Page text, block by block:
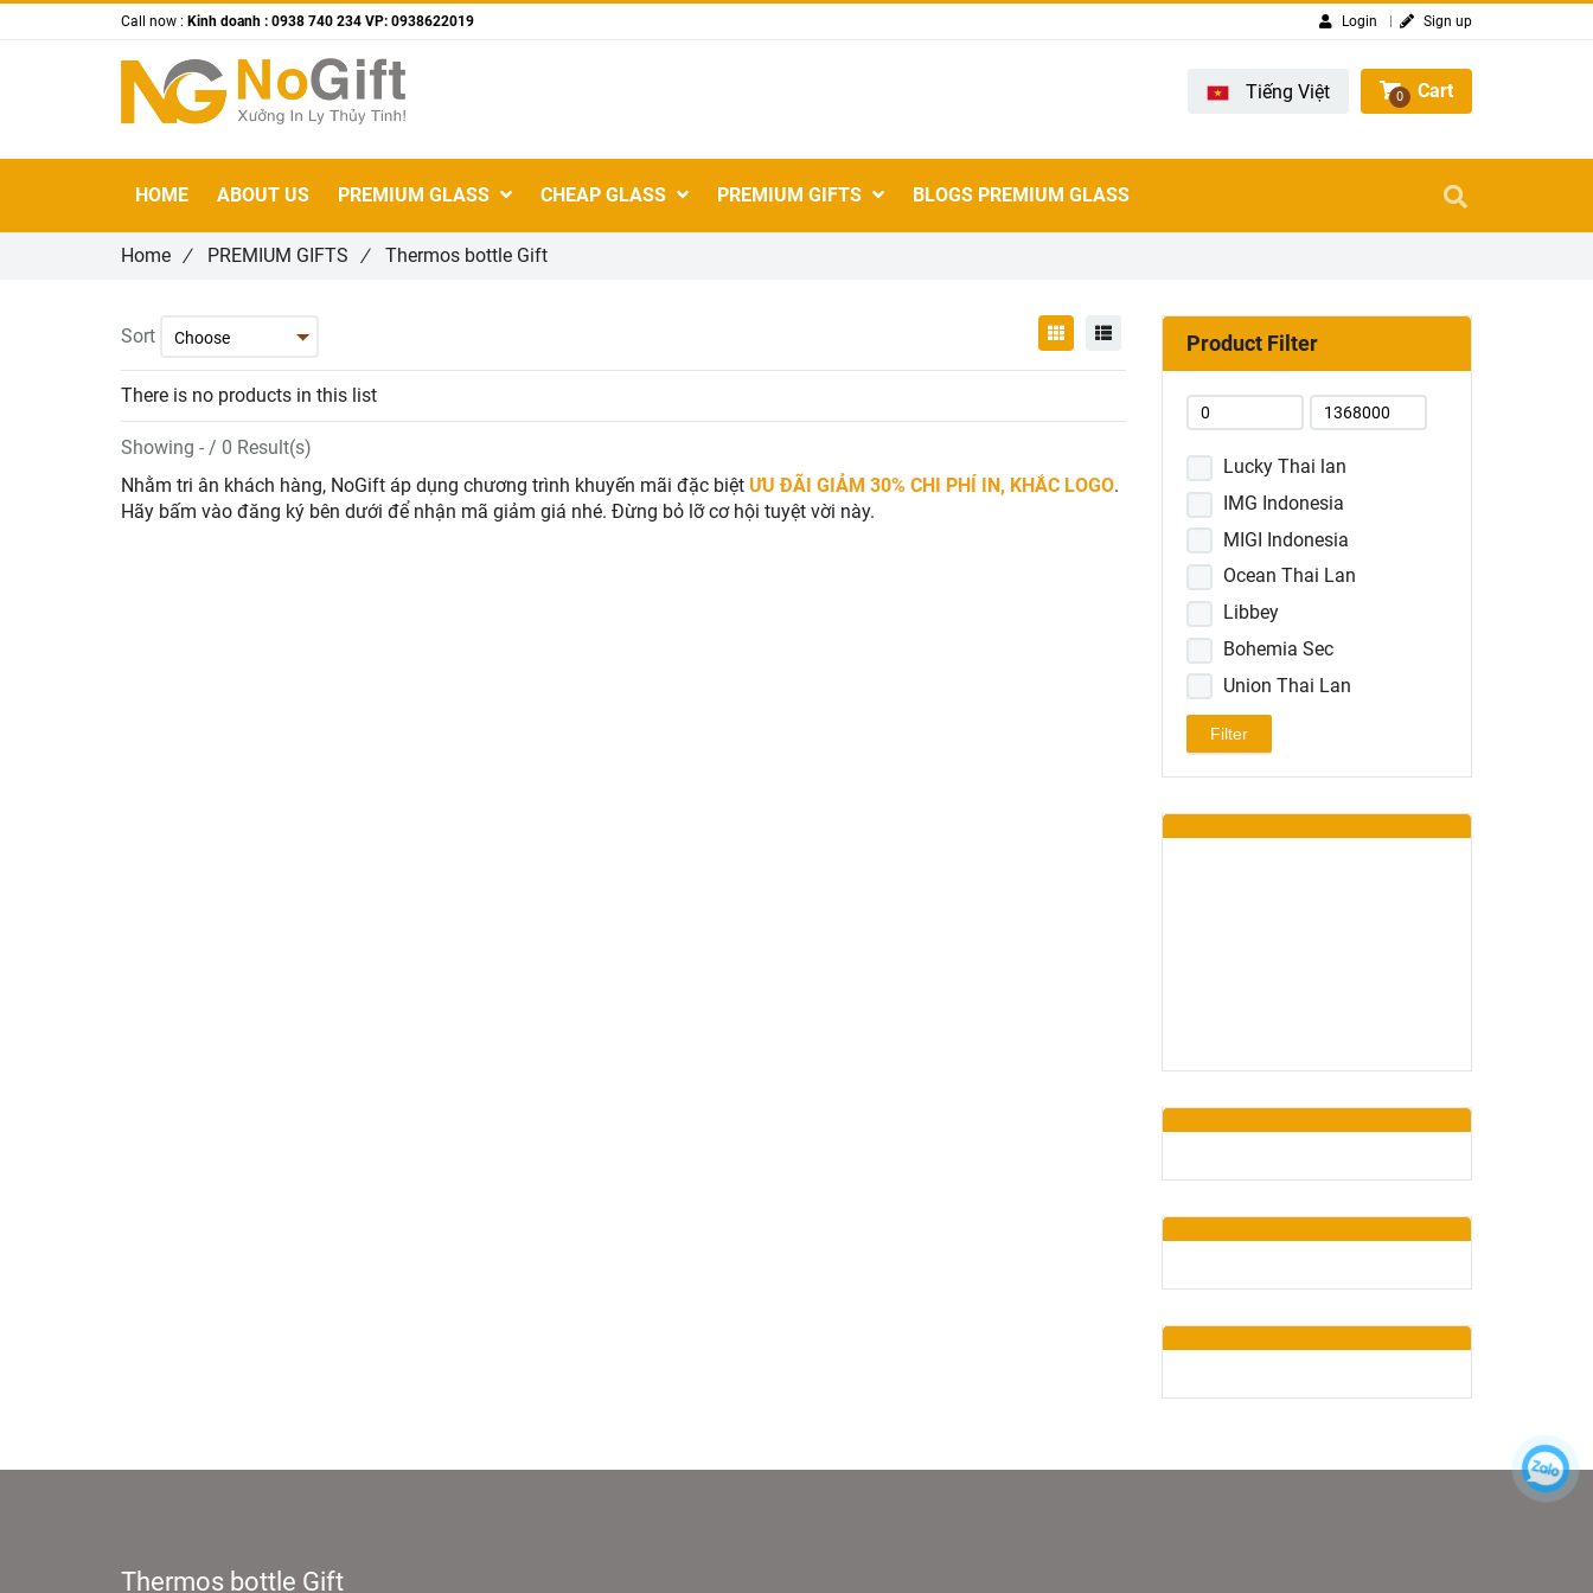
Thermos bottle Gift
Sort
There is no products in this list
Showing - / 0 Result(s)
Nhằm tri ân khách hàng, NoGift áp dụng chương trình khuyến mãi đặc biệt ƯU ĐÃI GIẢM 30% CHI PHÍ IN, KHẮC LOGO.
Hãy bấm vào đăng ký bên dưới để nhận mã giảm giá nhé. Đừng bỏ lỡ cơ hội tuyệt vời này.
Product Filter
Lucky Thai lan
IMG Indonesia
MIGI Indonesia
Ocean Thai Lan
Libbey
Bohemia Sec
Union Thai Lan
Luminarc
Pasabahce
Filter
Home / PREMIUM GIFTS / Thermos bottle Gift
Call now : Kinh doanh : 0938 740 234 VP: 0938622019 Login Sign up
Tiếng Việt 0 Cart
HOME ABOUT US PREMIUM GLASS CHEAP GLASS PREMIUM GIFTS BLOGS PREMIUM GLASS